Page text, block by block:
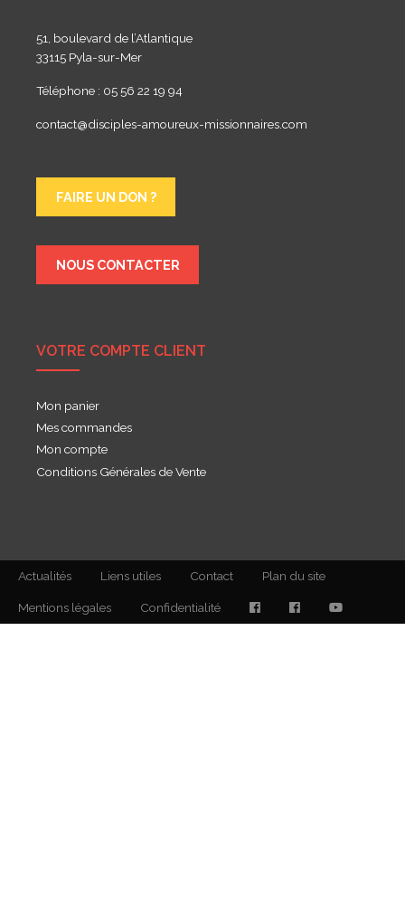
51, boulevard de l’Atlantique
33115 Pyla-sur-Mer
Téléphone : 05 56 22 19 94
contact@disciples-amoureux-missionnaires.com
FAIRE UN DON ?
NOUS CONTACTER
VOTRE COMPTE CLIENT
Mon panier
Mes commandes
Mon compte
Conditions Générales de Vente
Actualités Liens utiles Contact Plan du site
Mentions légales Confidentialité